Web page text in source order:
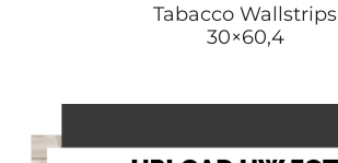
Tabacco Wallstrips
30×60,4